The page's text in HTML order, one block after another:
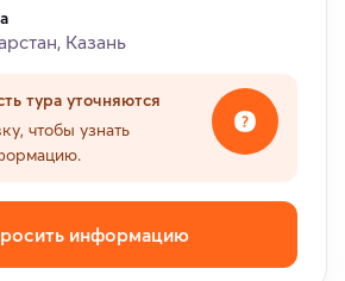
Казань
тура уточняются
чтобы узнать
информацию